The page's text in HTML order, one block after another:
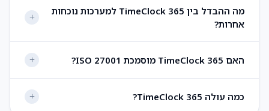
מה ההבדל בין TimeClock 365 למערכות נוכחות
אחרות?
האם TimeClock 365 מוסמכת ISO 27001?
כמה עולה TimeClock 365?